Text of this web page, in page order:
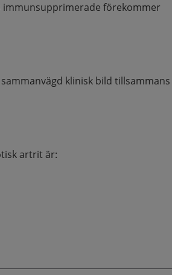
immunsupprimerade förekommer
klinisk bild tillsammans
artrit är: